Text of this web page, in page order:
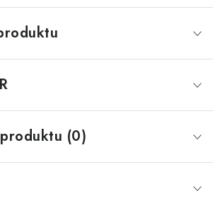
(0)